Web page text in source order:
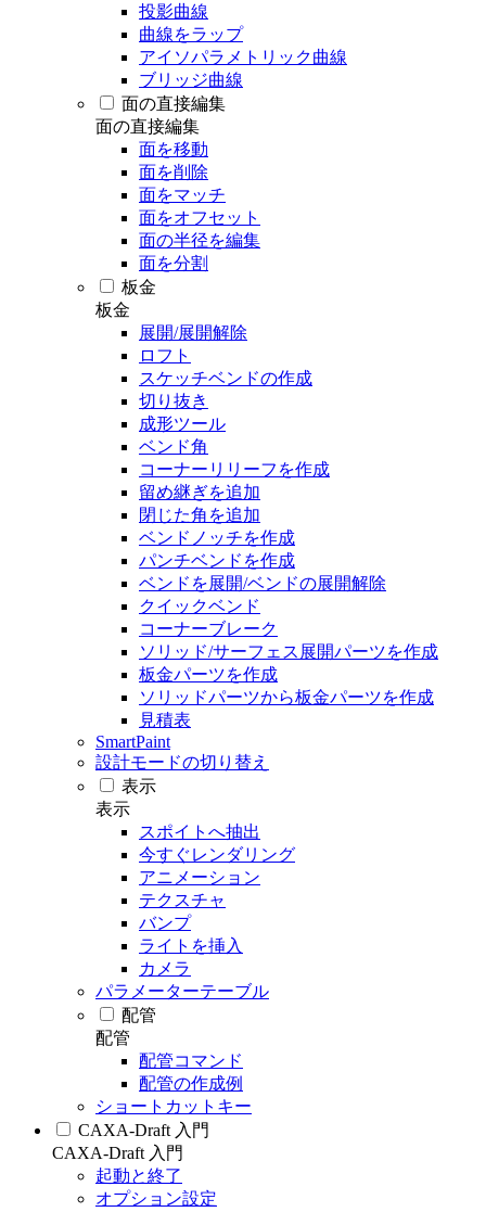
投影曲線
曲線をラップ
アイソパラメトリック曲線
ブリッジ曲線
面の直接編集
面の直接編集
面を移動
面を削除
面をマッチ
面をオフセット
面の半径を編集
面を分割
板金
板金
展開/展開解除
ロフト
スケッチベンドの作成
切り抜き
成形ツール
ベンド角
コーナーリリーフを作成
留め継ぎを追加
閉じた角を追加
ベンドノッチを作成
パンチベンドを作成
ベンドを展開/ベンドの展開解除
クイックベンド
コーナーブレーク
ソリッド/サーフェス展開パーツを作成
板金パーツを作成
ソリッドパーツから板金パーツを作成
見積表
SmartPaint
設計モードの切り替え
表示
表示
スポイトへ抽出
今すぐレンダリング
アニメーション
テクスチャ
バンプ
ライトを挿入
カメラ
パラメーターテーブル
配管
配管
配管コマンド
配管の作成例
ショートカットキー
CAXA-Draft 入門
CAXA-Draft 入門
起動と終了
オプション設定